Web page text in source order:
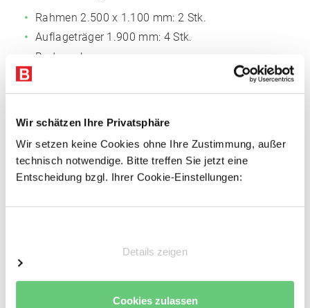
Wir schätzen Ihre Privatsphäre
Wir setzen keine Cookies ohne Ihre Zustimmung, außer
technisch notwendige. Bitte treffen Sie jetzt eine
Entscheidung bzgl. Ihrer Cookie-Einstellungen:
Details zeigen
Cookies zulassen
Rahmen 2.500 x 1.100 mm: 2 Stk.
Auflageträger 1.900 mm: 4 Stk.
Bodenanker
Omega Rahmenprofil
Profiliertes Bandstahl
Profilbreite: 85 mm